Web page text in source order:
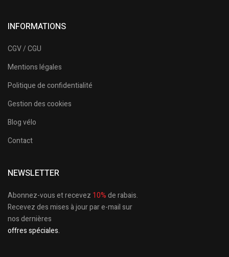
INFORMATIONS
CGV / CGU
Mentions légales
Politique de confidentialité
Gestion des cookies
Blog vélo
Contact
NEWSLETTER
Abonnez-vous et recevez 10%de rabais.
Recevez des mises à jour par e-mail sur
nos dernières
offres spéciales.